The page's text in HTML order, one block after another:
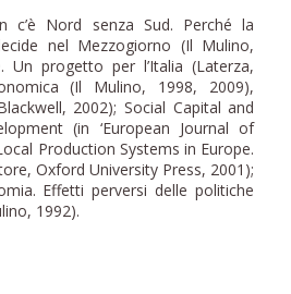
c’è Nord senza Sud. Perché la
nel Mezzogiorno (Il Mulino,
Un progetto per l’Italia (Laterza,
(Il Mulino, 1998, 2009),
2002); Social Capital and
(in ‘European Journal of
Production Systems in Europe.
Oxford University Press, 2001);
Effetti perversi delle politiche
1992).